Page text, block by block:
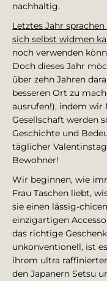
nachhaltig.
Letztes Jahr
sich selbst widmen
noch verwenden
Doch dieses Jahr
über zehn Jahren
besseren Ort zu
ausrufen!), indem wir
Gesellschaft werden
Geschichte und
täglicher
Bewohner!
Wir beginnen, wie
Frau Taschen liebt,
sie einen lässig-
einzigartigen
das richtige
unkonventionell, ist
ihrem ultra
den Japanern Setsu